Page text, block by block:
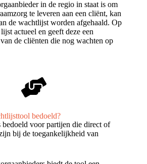
in de regio in staat is om
te leveren aan een cliënt, kan
de wachtlijst worden afgehaald. Op
actueel en geeft deze een
de cliënten die nog wachten op
bedoeld?
voor partijen die direct of
bij de toegankelijkheid van